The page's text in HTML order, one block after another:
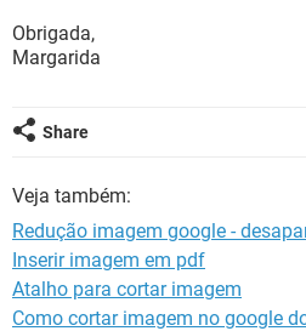
Obrigada,
Margarida
Share
Veja também:
Redução imagem google -
Inserir imagem em pdf
Atalho para cortar imagem
Como cortar imagem no google